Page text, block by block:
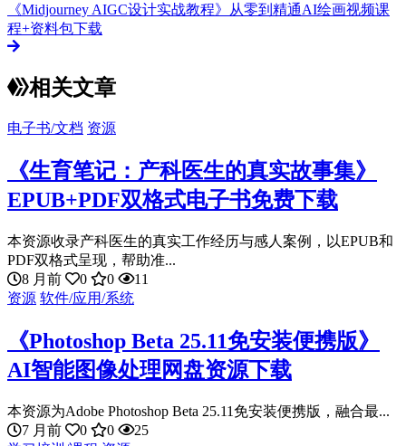
《Midjourney AIGC设计实战教程》从零到精通AI绘画视频课
程+资料包下载
相关文章
电子书/文档 资源
《生育笔记：产科医生的真实故事集》
EPUB+PDF双格式电子书免费下载
本资源收录产科医生的真实工作经历与感人案例，以EPUB和
PDF双格式呈现，帮助准...
8 月前
0 0
11
资源 软件/应用/系统
《Photoshop Beta 25.11免安装便携版》
AI智能图像处理网盘资源下载
本资源为Adobe Photoshop Beta 25.11免安装便携版，融合最...
7 月前
0 0
25